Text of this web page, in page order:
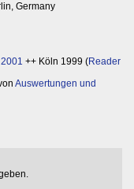
Germany
++ Köln 1999 (Reader
Auswertungen und